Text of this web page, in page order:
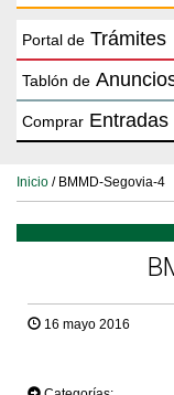
Portal de Trámites
Tablón de
Comprar Entradas
Inicio / BMMD-Segovia-4
16 mayo 2016